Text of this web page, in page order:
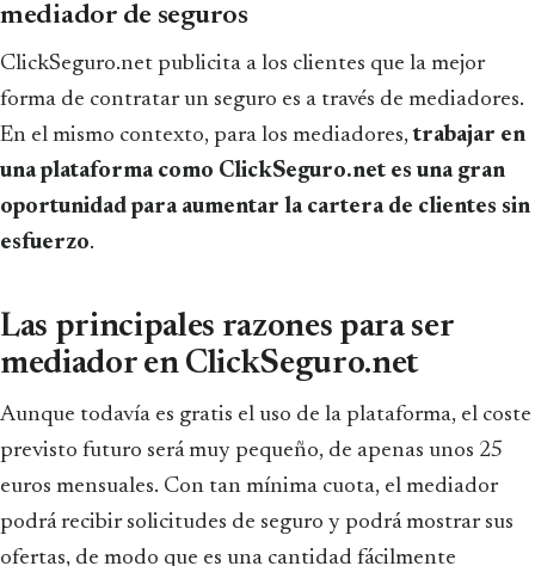
mediador de seguros
ClickSeguro.net publicita a los clientes que la mejor
forma de contratar un seguro es a través de mediadores.
En el mismo contexto, para los mediadores,trabajar en
una plataforma como ClickSeguro.net es una gran
oportunidad para aumentar la cartera de clientes sin
esfuerzo.
Las principales razones para ser
mediador en ClickSeguro.net
Aunque todavía es gratis el uso de la plataforma, el coste
previsto futuro será muy pequeño, de apenas unos 25
euros mensuales. Con tan mínima cuota, el mediador
podrá recibir solicitudes de seguro y podrá mostrar sus
ofertas, de modo que es una cantidad fácilmente